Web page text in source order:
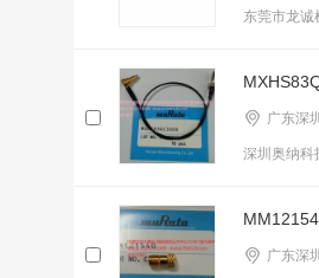
东莞市龙诚
广东深
深圳奥纳科
广东深